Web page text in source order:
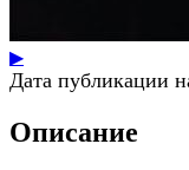
▶
Дата публикации
Описание